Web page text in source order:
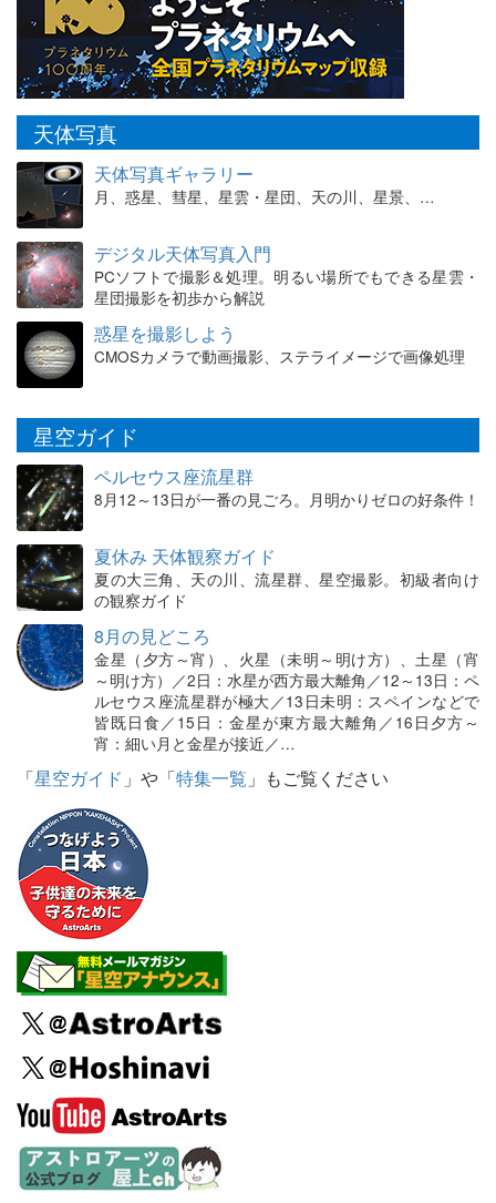
天体写真
天体写真ギャラリー
月、惑星、彗星、星雲・星団、天の川、星景、…
デジタル天体写真入門
PCソフトで撮影＆処理。明るい場所でもできる星雲・
星団撮影を初歩から解説
惑星を撮影しよう
CMOSカメラで動画撮影、ステライメージで画像処理
星空ガイド
ペルセウス座流星群
8月12～13日が一番の見ごろ。月明かりゼロの好条件！
夏休み 天体観察ガイド
夏の大三角、天の川、流星群、星空撮影。初級者向け
の観察ガイド
8月の見どころ
金星（夕方～宵）、火星（未明～明け方）、土星（宵
～明け方）／2日：水星が西方最大離角／12～13日：ペ
ルセウス座流星群が極大／13日未明：スペインなどで
皆既日食／15日：金星が東方最大離角／16日夕方～
宵：細い月と金星が接近／…
「星空ガイド 」や「特集一覧 」もご覧ください